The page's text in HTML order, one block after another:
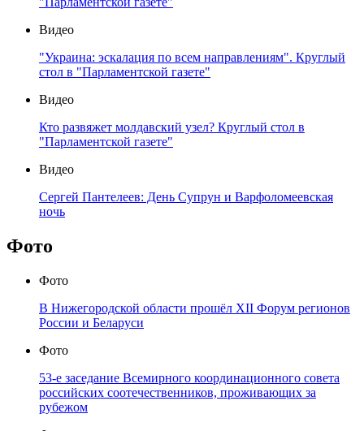
Видео
"Украина: эскалация по всем направлениям". Круглый
стол в "Парламентской газете"
Видео
Кто развяжет молдавский узел? Круглый стол в
"Парламентской газете"
Видео
Сергей Пантелеев: День Супрун и Варфоломеевская
ночь
Фото
Фото
В Нижегородской области прошёл XII Форум регионов
России и Беларуси
Фото
53-е заседание Всемирного координационного совета
российских соотечественников, проживающих за
рубежом